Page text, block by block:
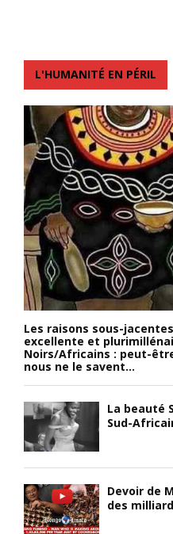
L'HUMANITÉ EN PÉRIL
Les raisons sous-
excellente et
Noirs/Africains : peut-
nous ne le savent...
La beauté
Sud-
Devoir de
des